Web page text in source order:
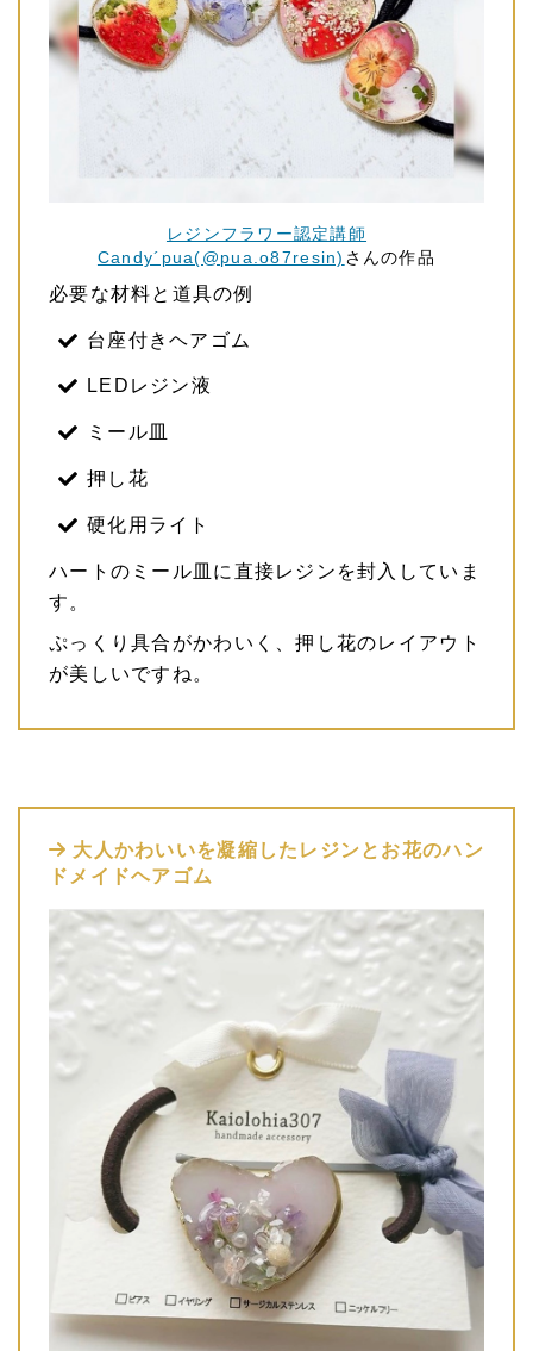
レジンフラワー認定講師
Candy´pua(@pua.o87resin) さんの作品
必要な材料と道具の例
台座付きヘアゴム
LEDレジン液
ミール皿
押し花
硬化用ライト
ハートのミール皿に直接レジンを封入していま
す。
ぷっくり具合がかわいく、押し花のレイアウト
が美しいですね。
大人かわいいを凝縮したレジンとお花のハン
ドメイドヘアゴム